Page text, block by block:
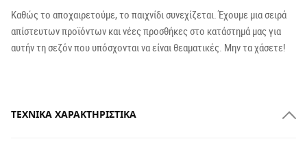
Καθώς το αποχαιρετούμε, το παιχνίδι συνεχίζεται. Έχουμε μια σειρά
απίστευτων προϊόντων και νέες προσθήκες στο κατάστημά μας για
αυτήν τη σεζόν που υπόσχονται να είναι θεαματικές. Μην τα χάσετε!
ΤΕΧΝΙΚΆ ΧΑΡΑΚΤΗΡΙΣΤΙΚΆ